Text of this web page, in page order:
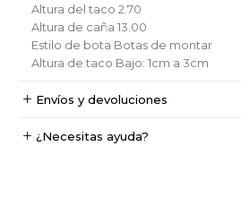
Altura del taco 2.70
Altura de caña 13.00
Estilo de bota Botas de montar
Altura de taco Bajo: 1cm a 3cm
Envíos y devoluciones
¿Necesitas ayuda?